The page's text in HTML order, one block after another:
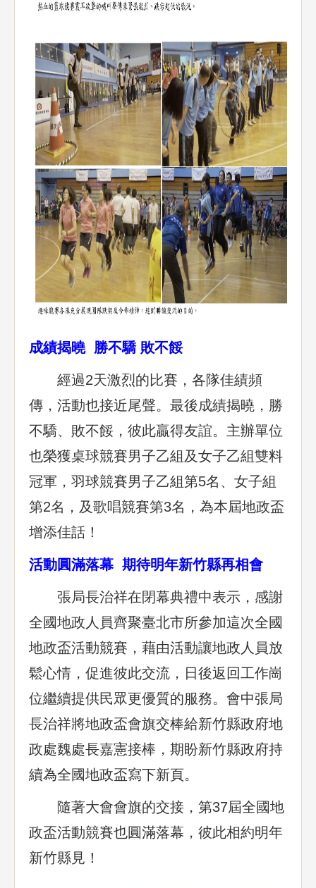
成績揭曉 勝不驕 敗不餒
經過2天激烈的比賽，各隊佳績頻
傳，活動也接近尾聲。最後成績揭曉，勝
不驕、敗不餒，彼此贏得友誼。主辦單位
也榮獲桌球競賽男子乙組及女子乙組雙料
冠軍，羽球競賽男子乙組第5名、女子組
第2名，及歌唱競賽第3名，為本屆地政盃
增添佳話！
活動圓滿落幕 期待明年新竹縣再相會
張局長治祥在閉幕典禮中表示，感謝
全國地政人員齊聚臺北市所參加這次全國
地政盃活動競賽，藉由活動讓地政人員放
鬆心情，促進彼此交流，日後返回工作崗
位繼續提供民眾更優質的服務。會中張局
長治祥將地政盃會旗交棒給新竹縣政府地
政處魏處長嘉憲接棒，期盼新竹縣政府持
續為全國地政盃寫下新頁。
隨著大會會旗的交接，第37屆全國地
政盃活動競賽也圓滿落幕，彼此相約明年
新竹縣見！